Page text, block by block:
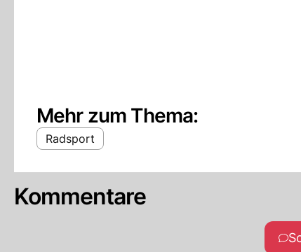
Mehr zum Thema:
Radsport
Kommentare